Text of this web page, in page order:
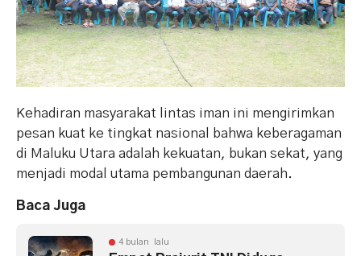
Kehadiran masyarakat lintas iman ini mengirimkan
pesan kuat ke tingkat nasional bahwa keberagaman
di Maluku Utara adalah kekuatan, bukan sekat, yang
menjadi modal utama pembangunan daerah.
Baca Juga
4 bulan lalu